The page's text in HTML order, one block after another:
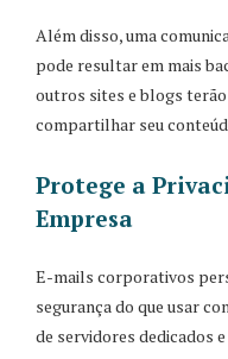
Além disso, uma
pode resultar em mais
outros sites e blogs
compartilhar seu
Protege a
Empresa
E-mails corporativos
segurança do que usar
de servidores dedicados